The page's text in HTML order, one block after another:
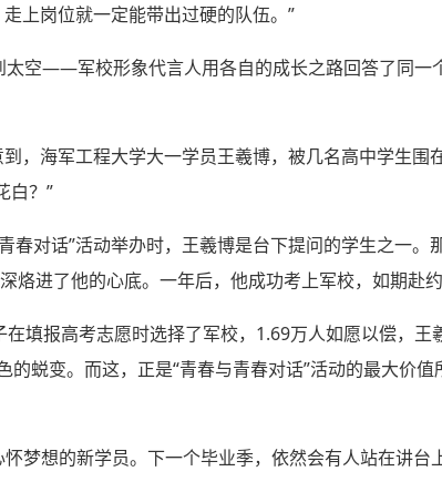
上岗位就一定能带出过硬的队伍。”
太空——军校形象代言人用各自的成长之路回答了同一
，海军工程大学大一学员王羲博，被几名高中学生围
白？”
对话”活动举办时，王羲博是台下提问的学生之一。
进了他的心底。一年后，他成功考上军校，如期赴约
填报高考志愿时选择了军校，1.69万人如愿以偿，王
的蜕变。而这，正是“青春与青春对话”活动的最大价
梦想的新学员。下一个毕业季，依然会有人站在讲台